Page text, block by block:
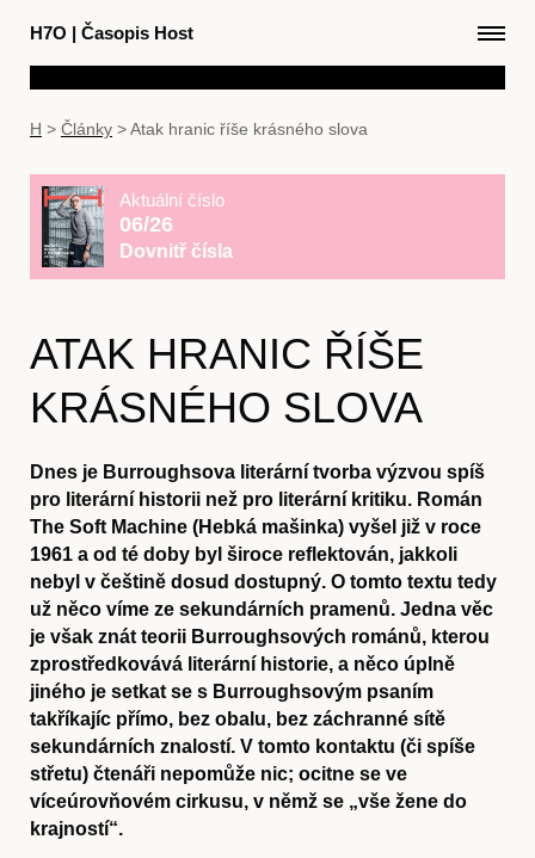
H7O | Časopis Host
H > Články >Atak hranic říše krásného slova
Aktuální číslo
06/26
Dovnitř čísla
ATAK HRANIC ŘÍŠE
KRÁSNÉHO SLOVA
Dnes je Burroughsova literární tvorba výzvou spíš
pro literární historii než pro literární kritiku. Román
The Soft Machine (Hebká mašinka) vyšel již v roce
1961 a od té doby byl široce reflektován, jakkoli
nebyl v češtině dosud dostupný. O tomto textu tedy
už něco víme ze sekundárních pramenů. Jedna věc
je však znát teorii Burroughsových románů, kterou
zprostředkovává literární historie, a něco úplně
jiného je setkat se s Burroughsovým psaním
takříkajíc přímo, bez obalu, bez záchranné sítě
sekundárních znalostí. V tomto kontaktu (či spíše
střetu) čtenáři nepomůže nic; ocitne se ve
víceúrovňovém cirkusu, v němž se „vše žene do
krajností“.